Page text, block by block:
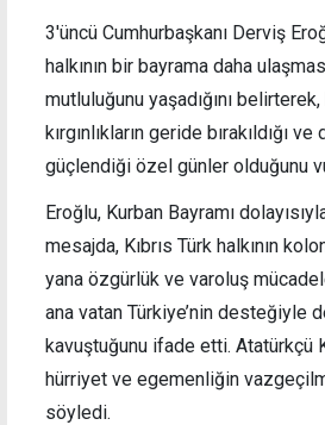
3'üncü Cumhurbaşkanı Derviş
halkının bir bayrama daha
mutluluğunu yaşadığını
kırgınlıkların geride bırakıldığı ve
güçlendiği özel günler olduğunu
Eroğlu, Kurban Bayramı
mesajda, Kıbrıs Türk halkının
yana özgürlük ve varoluş
ana vatan Türkiye’nin desteğiyle
kavuştuğunu ifade etti. Atatürkçü
hürriyet ve egemenliğin
söyledi.